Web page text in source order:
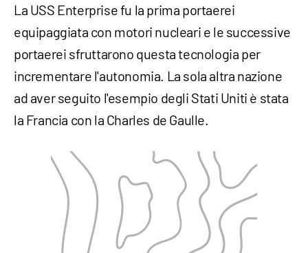
La USS Enterprise fu la prima portaerei
equipaggiata con motori nucleari e le successive
portaerei sfruttarono questa tecnologia per
incrementare l'autonomia. La sola altra nazione
ad aver seguito l'esempio degli Stati Uniti è stata
la Francia con la Charles de Gaulle.